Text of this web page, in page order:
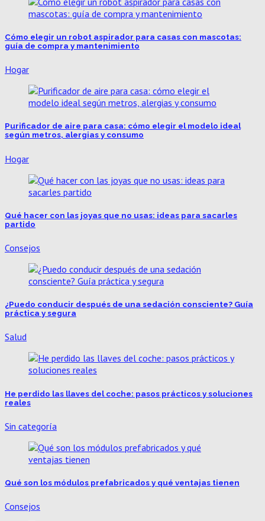
Cómo elegir un robot aspirador para casas con mascotas:
guía de compra y mantenimiento
Hogar
Purificador de aire para casa: cómo elegir el modelo ideal
según metros, alergias y consumo
Hogar
Qué hacer con las joyas que no usas: ideas para sacarles
partido
Consejos
¿Puedo conducir después de una sedación consciente? Guía
práctica y segura
Salud
He perdido las llaves del coche: pasos prácticos y soluciones
reales
Sin categoría
Qué son los módulos prefabricados y qué ventajas tienen
Consejos